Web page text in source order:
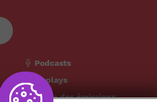
Podcasts
Replays
Grille des émissions